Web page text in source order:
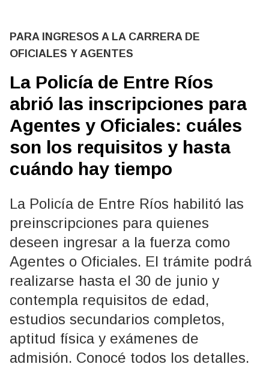
PARA INGRESOS A LA CARRERA DE
OFICIALES Y AGENTES
La Policía de Entre Ríos
abrió las inscripciones para
Agentes y Oficiales: cuáles
son los requisitos y hasta
cuándo hay tiempo
La Policía de Entre Ríos habilitó las
preinscripciones para quienes
deseen ingresar a la fuerza como
Agentes o Oficiales. El trámite podrá
realizarse hasta el 30 de junio y
contempla requisitos de edad,
estudios secundarios completos,
aptitud física y exámenes de
admisión. Conocé todos los detalles.